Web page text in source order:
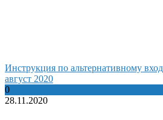
Инструкция по альтернативному
август 2020
0
28.11.2020